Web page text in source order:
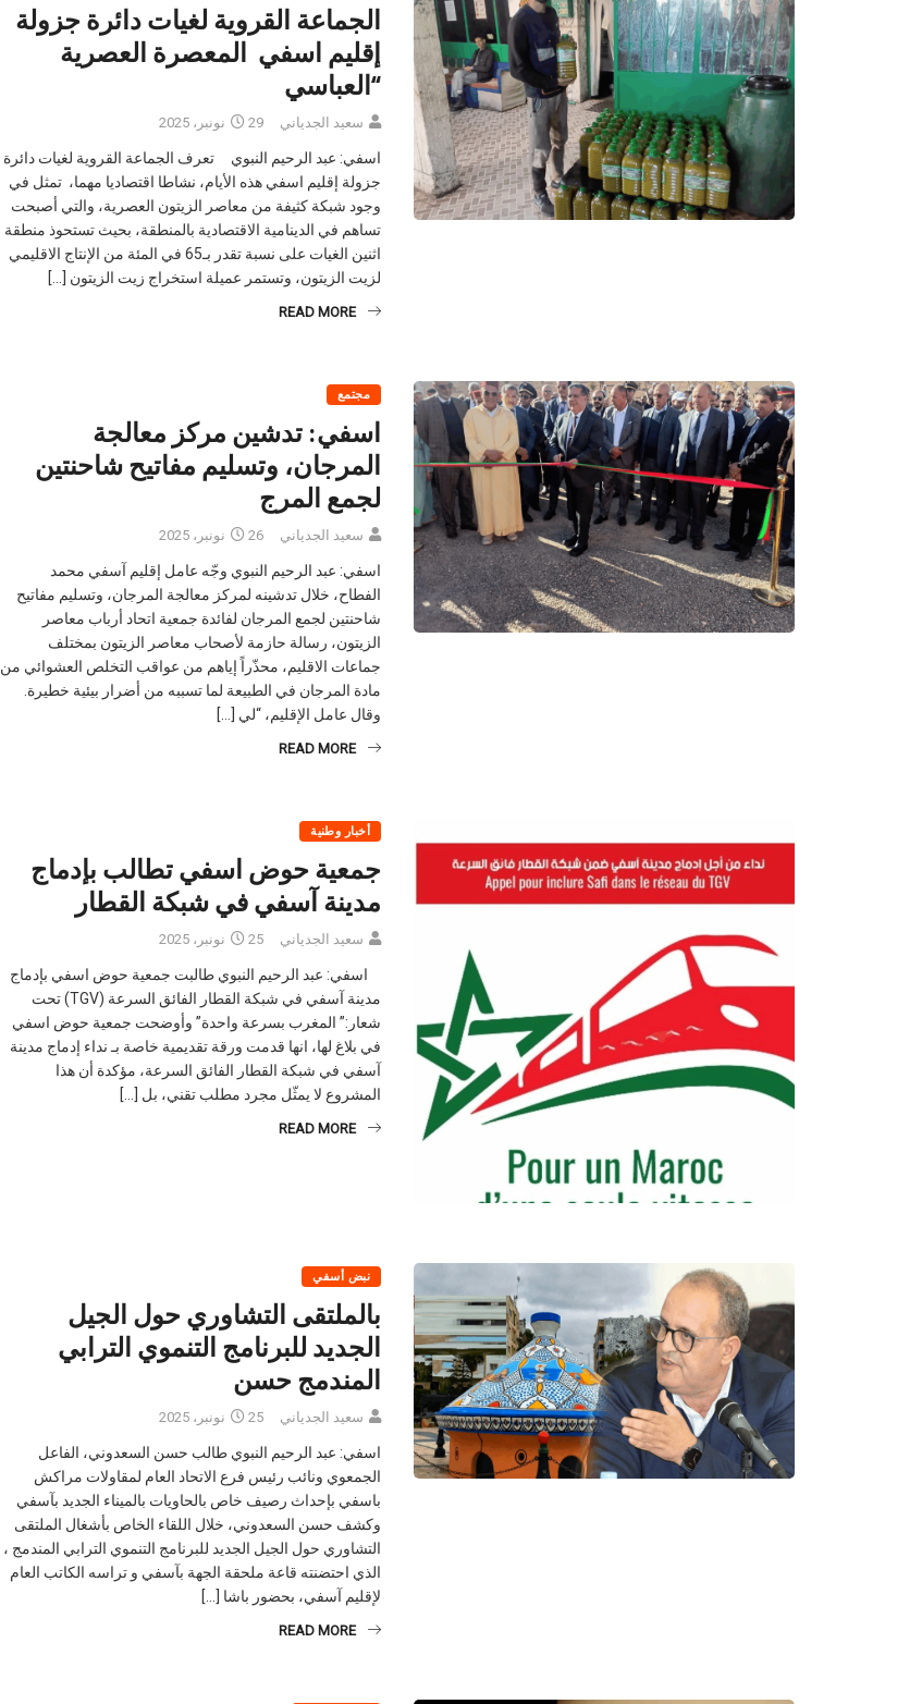
الجماعة القروية لغيات دائرة جزولة
إقليم اسفي المعصرة العصرية
“العباسي
سعيد الجدياني 29 نونبر، 2025
اسفي: عبد الرحيم النبوي تعرف الجماعة القروية لغيات دائرة
جزولة إقليم اسفي هذه الأيام، نشاطا اقتصاديا مهما، تمثل في
وجود شبكة كثيفة من معاصر الزيتون العصرية، والتي أصبحت
تساهم في الدينامية الاقتصادية بالمنطقة، بحيث تستحوذ منطقة
اثنين الغيات على نسبة تقدر بـ65 في المئة من الإنتاج الاقليمي
لزيت الزيتون، وتستمر عميلة استخراج زيت الزيتون […]
READ MORE
مجتمع
اسفي: تدشين مركز معالجة
المرجان، وتسليم مفاتيح شاحنتين
لجمع المرج
سعيد الجدياني 26 نونبر، 2025
اسفي: عبد الرحيم النبوي وجّه عامل إقليم آسفي محمد
الفطاح، خلال تدشينه لمركز معالجة المرجان، وتسليم مفاتيح
شاحنتين لجمع المرجان لفائدة جمعية اتحاد أرباب معاصر
الزيتون، رسالة حازمة لأصحاب معاصر الزيتون بمختلف
جماعات الاقليم، محذّراً إياهم من عواقب التخلص العشوائي من
مادة المرجان في الطبيعة لما تسببه من أضرار بيئية خطيرة.
وقال عامل الإقليم، “لي […]
READ MORE
أخبار وطنية
جمعية حوض اسفي تطالب بإدماج
مدينة آسفي في شبكة القطار
سعيد الجدياني 25 نونبر، 2025
اسفي: عبد الرحيم النبوي طالبت جمعية حوض اسفي بإدماج
مدينة آسفي في شبكة القطار الفائق السرعة (TGV) تحت
شعار:” المغرب بسرعة واحدة” وأوضحت جمعية حوض اسفي
في بلاغ لها، انها قدمت ورقة تقديمية خاصة بـ نداء إدماج مدينة
آسفي في شبكة القطار الفائق السرعة، مؤكدة أن هذا
المشروع لا يمثّل مجرد مطلب تقني، بل […]
READ MORE
نبض أسفي
بالملتقى التشاوري حول الجيل
الجديد للبرنامج التنموي الترابي
المندمج حسن
سعيد الجدياني 25 نونبر، 2025
اسفي: عبد الرحيم النبوي طالب حسن السعدوني، الفاعل
الجمعوي ونائب رئيس فرع الاتحاد العام لمقاولات مراكش
باسفي بإحداث رصيف خاص بالحاويات بالميناء الجديد بآسفي
وكشف حسن السعدوني، خلال اللقاء الخاص بأشغال الملتقى
التشاوري حول الجيل الجديد للبرنامج التنموي الترابي المندمج ،
الذي احتضنته قاعة ملحقة الجهة بآسفي و تراسه الكاتب العام
لإقليم آسفي، بحضور باشا […]
READ MORE